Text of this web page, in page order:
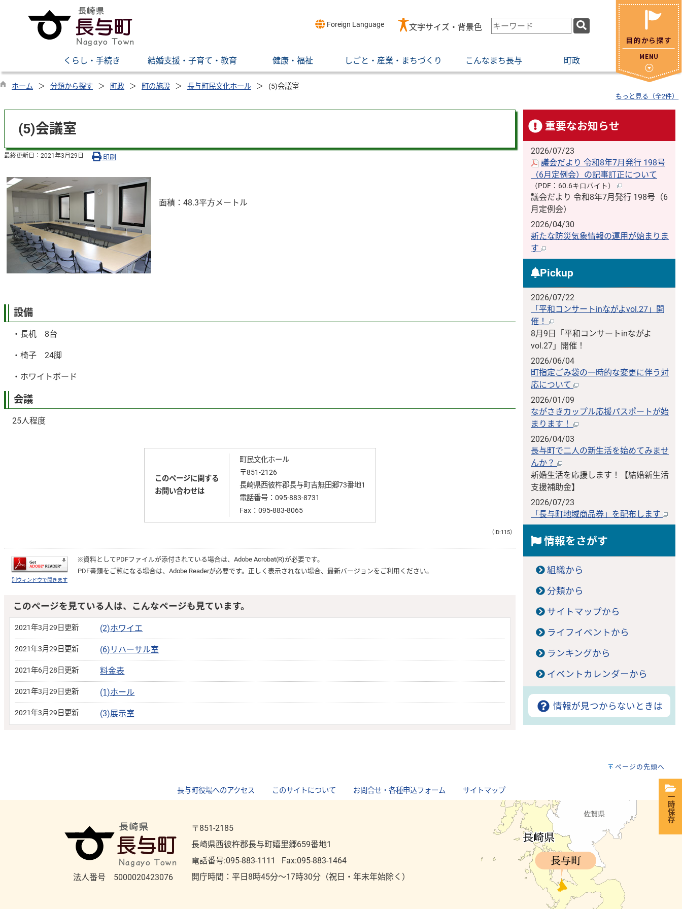
Foreign Language 文字サイズ・背景色
検
索
ー
ワ
くらし・手続き 結婚支援・子育て・教育 健康・福祉 しごと・産業・まちづくり こんなまち長与 町政
ホーム 分類から探す 町政 町の施設 長与町民文化ホール (5)会議室
もっと見る（全2件）
(5)会議室
最終更新日： 2021年3月29日 印刷
面積：48.3平方メートル
設備
・長机 8台
・椅子 24脚
・ホワイトボード
会議
25人程度
このページに関する
お問い合わせは
町民文化ホール
〒851-2126
長崎県西彼杵郡長与町吉無田郷73番地1
電話番号： 095-883-8731
Fax：095-883-8065
（ID:115）
別ウィンドウで開きます
※資料としてPDFファイルが添付されている場合は、 Adobe Acrobat(R)が必要です。
PDF書類をご覧になる場合は、 Adobe Readerが必要です。正しく表示されない場合、最新バージョンをご利用ください。
このページを見ている人は、こんなページも見ています。
2021年3月29日更新 (2)ホワイエ
2021年3月29日更新 (6)リハーサル室
2021年6月28日更新 料金表
2021年3月29日更新 (1)ホール
2021年3月29日更新 (3)展示室
重要なお知らせ
2026/07/23
議会だより 令和8年7月発行 198号
（6月定例会）の記事訂正について
（PDF：60.6キロバイト）
議会だより 令和8年7月発行 198号（6
月定例会）
2026/04/30
新たな防災気象情報の運用が始まりま
す
Pickup
2026/07/22
「平和コンサートinながよvol.27」開
催！
8月9日「平和コンサートinながよ
vol.27」開催！
2026/06/04
町指定ごみ袋の一時的な変更に伴う対
応について
2026/01/09
ながさきカップル応援パスポートが始
まります！
2026/04/03
長与町で二人の新生活を始めてみませ
んか？
新婚生活を応援します！【結婚新生活
支援補助金】
2026/07/23
「長与町地域商品券」を配布します
情報をさがす
組織から
分類から
サイトマップから
ライフイベントから
ランキングから
イベントカレンダーから
情報が見つからないときは
ページの先頭へ
長与町役場へのアクセス このサイトについて お問合せ・各種申込フォーム サイトマップ
法人番号 5000020423076
〒851-2185
長崎県西彼杵郡長与町嬉里郷659番地1
電話番号:095-883-1111
Fax:095-883-1464
開庁時間：平⽇8時45分～17時30分（祝⽇・年末年始除く）
一時保存